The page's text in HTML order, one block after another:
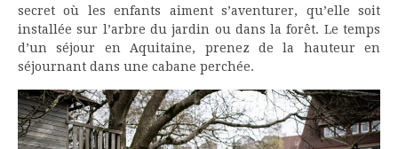
secret où les enfants aiment s’aventurer, qu’elle soit
installée sur l’arbre du jardin ou dans la forêt. Le temps
d’un séjour en Aquitaine, prenez de la hauteur en
séjournant dans une cabane perchée.